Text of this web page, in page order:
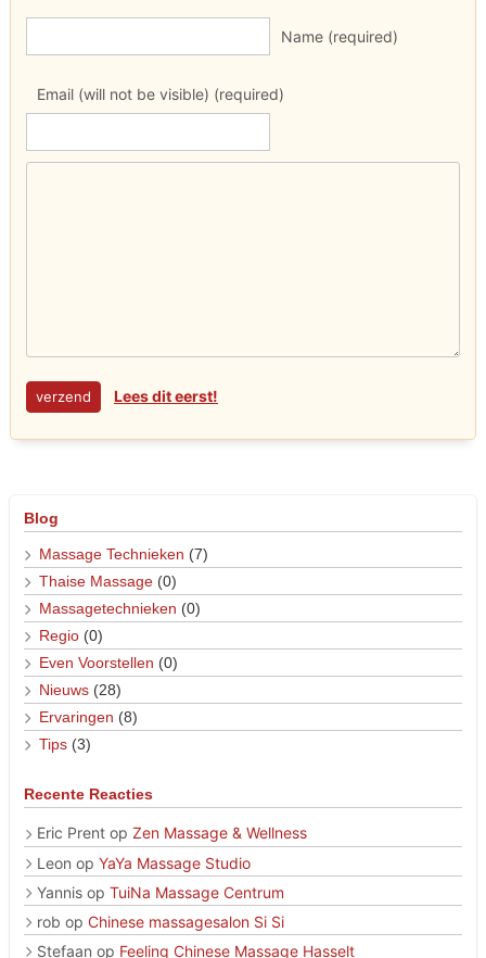
Name (required)
Email (will not be visible) (required)
Lees dit eerst!
Blog
Massage Technieken (7)
Thaise Massage (0)
Massagetechnieken (0)
Regio (0)
Even Voorstellen (0)
Nieuws (28)
Ervaringen (8)
Tips (3)
Recente Reacties
Eric Prent op Zen Massage & Wellness
Leon op YaYa Massage Studio
Yannis op TuiNa Massage Centrum
rob op Chinese massagesalon Si Si
Stefaan op Feeling Chinese Massage Hasselt